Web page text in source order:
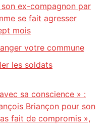
ex-compagnon par
se fait agresser
mois
votre commune
les soldats
sa conscience » :
Briançon pour son
fait de compromis »,